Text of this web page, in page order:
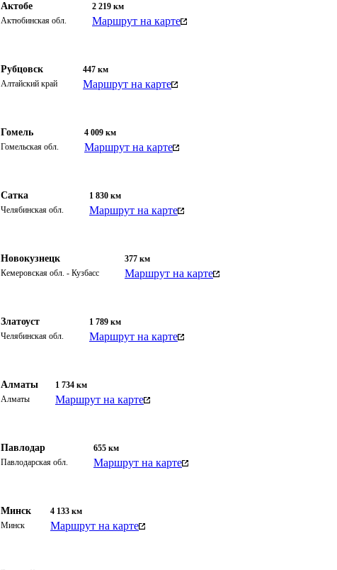
Актобе
Актюбинская обл.
2 219 км
Маршрут на карте
Рубцовск
Алтайский край
447 км
Маршрут на карте
Гомель
Гомельская обл.
4 009 км
Маршрут на карте
Сатка
Челябинская обл.
1 830 км
Маршрут на карте
Новокузнецк
Кемеровская обл. - Кузбасс
377 км
Маршрут на карте
Златоуст
Челябинская обл.
1 789 км
Маршрут на карте
Алматы
Алматы
1 734 км
Маршрут на карте
Павлодар
Павлодарская обл.
655 км
Маршрут на карте
Минск
Минск
4 133 км
Маршрут на карте